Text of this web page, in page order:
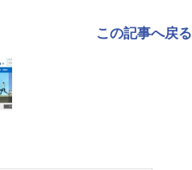
この記事へ戻る